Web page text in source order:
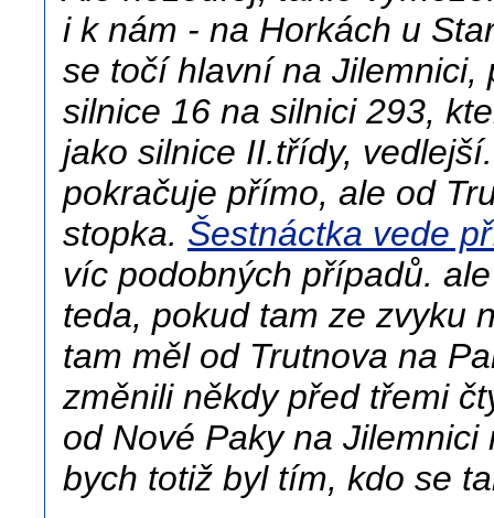
i k nám - na Horkách u
se točí hlavní na Jilemnici,
silnice 16 na silnici 293,
jako silnice II.třídy,
pokračuje přímo, ale od
stopka. Šestnáctka vede
víc podobných případů.
teda, pokud tam ze zvyku
tam měl od Trutnova na
změnili někdy před třemi
od Nové Paky na
bych totiž byl tím, kdo se